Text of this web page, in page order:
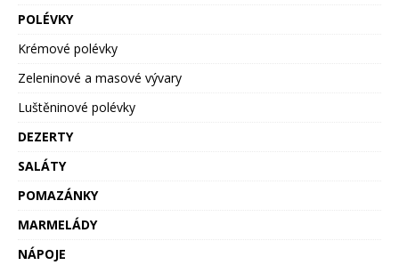
POLÉVKY
Krémové polévky
Zeleninové a masové vývary
Luštěninové polévky
DEZERTY
SALÁTY
POMAZÁNKY
MARMELÁDY
NÁPOJE